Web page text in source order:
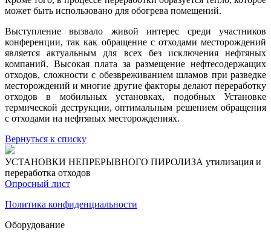
может быть использовано для обогрева помещений.
Выступление вызвало живой интерес среди участников
конференции, так как обращение с отходами месторождений
является актуальным для всех без исключения нефтяных
компаний. Высокая плата за размещение нефтесодержащих
отходов, сложности с обезвреживанием шламов при разведке
месторождений и многие другие факторы делают переработку
отходов в мобильных установках, подобных Установке
термической деструкции, оптимальным решением обращения
с отходами на нефтяных месторождениях.
Вернуться к списку
УСТАНОВКИ НЕПРЕРЫВНОГО ПИРОЛИЗА утилизация и
переработка отходов
Опросный лист
Политика конфиденциальности
Оборудование